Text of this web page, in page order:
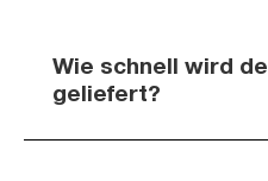
Wie schnell wird
geliefert?